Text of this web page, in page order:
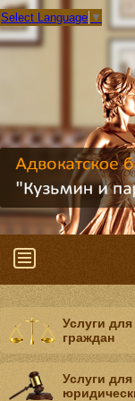
Select Language ▼
Услуги для
граждан
Услуги для